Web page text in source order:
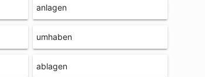
anlagen
umhaben
ablagen